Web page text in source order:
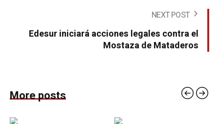
NEXT POST
Edesur iniciará acciones legales contra el
Mostaza de Mataderos
More posts